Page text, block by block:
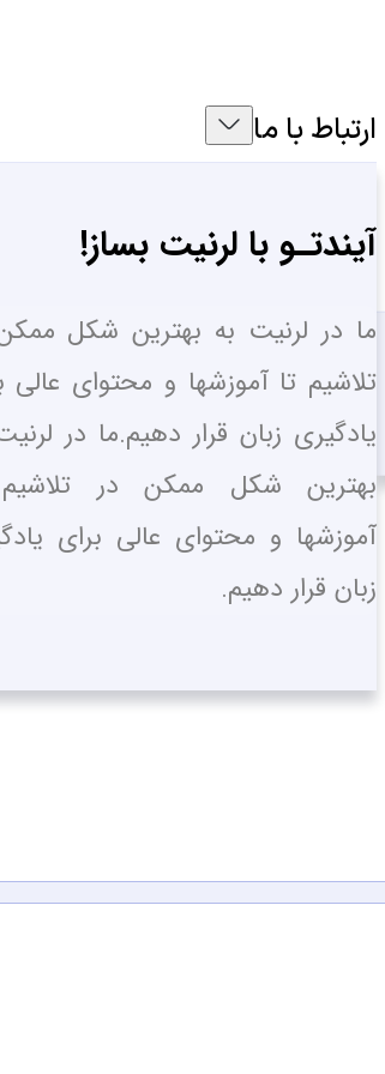
ارتباط با ما
آیندتـو با لرنیت بساز!
ما در لرنیت به بهترین شکل
تلاشیم تا آموزشها و محتوای عالی
یادگیری زبان قرار دهیم.ما در
بهترین شکل ممکن در
آموزشها و محتوای عالی برای
زبان قرار دهیم.